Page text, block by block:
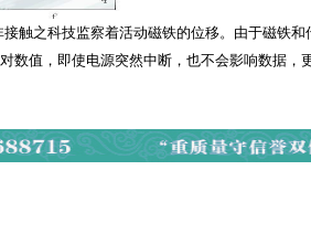
触之科技监察着活动磁铁的位移。由于磁铁
值，即使电源突然中断，也不会影响数据，